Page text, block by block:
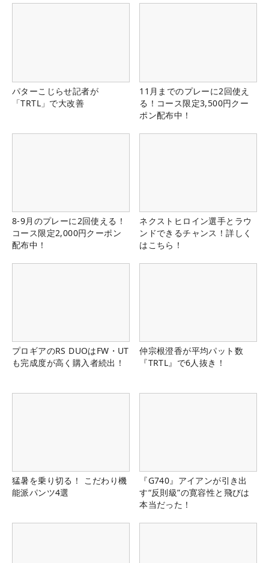
パターこじらせ記者が
「TRTL」で大改善
11月までのプレーに2回使え
る！コース限定3,500円クー
ポン配布中！
8-9月のプレーに2回使える！
コース限定2,000円クーポン
配布中！
ネクストヒロイン選手とラウ
ンドできるチャンス！詳しく
はこちら！
プロギアのRS DUOはFW・UT
も完成度が高く購入者続出！
仲宗根澄香が平均パット数
『TRTL』で6人抜き！
猛暑を乗り切る！ こだわり機
能派パンツ4選
『G740』アイアンが引き出
す“反則級”の寛容性と飛びは
本当だった！